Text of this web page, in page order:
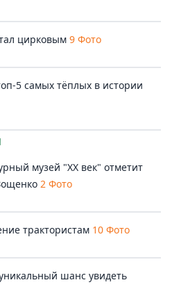
цирковым 9 Фото
5 самых тёплых в истории
музей "ХХ век" отметит
2 Фото
трактористам 10 Фото
шанс увидеть